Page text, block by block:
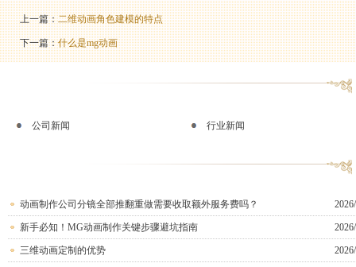
上一篇：二维动画角色建模的特点
下一篇：什么是mg动画
公司新闻 行业新闻
动画制作公司分镜全部推翻重做需要收取额外服务费吗？
新手必知！MG动画制作关键步骤避坑指南
三维动画定制的优势